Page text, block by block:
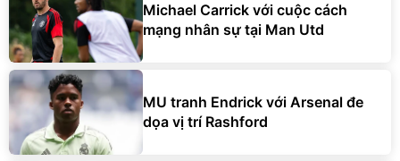
Michael Carrick với cuộc cách
mạng nhân sự tại Man Utd
MU tranh Endrick với Arsenal đe
dọa vị trí Rashford